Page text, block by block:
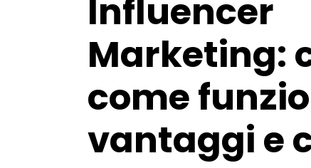
Influencer
Marketing:
come
vantaggi e